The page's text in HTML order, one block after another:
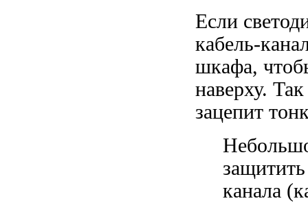
Если
кабель-
шкафа,
наверху.
зацепит
канала